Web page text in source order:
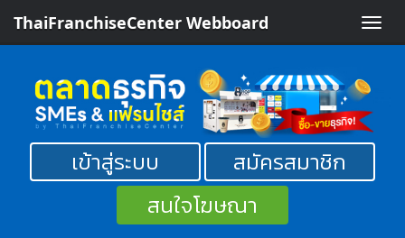
Toggle
ThaiFranchiseCenter Webboard
เข้าสู่ระบบ
สมัครสมาชิก
สนใจโฆษณา